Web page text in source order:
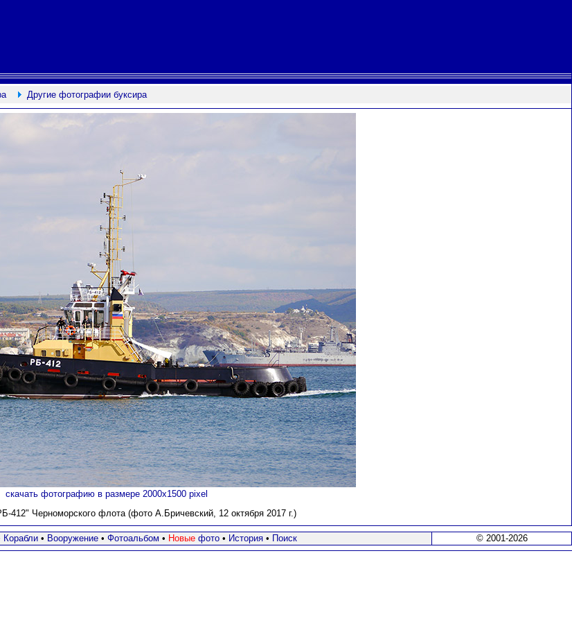
Другие фотографии буксира
скачать фотографию в размере 2000х1500 pixel
412" Черноморского флота (фото А.Бричевский, 12 октября 2017 г.)
Корабли• Вооружение • Фотоальбом • Новыефото • История• Поиск © 2001-2026